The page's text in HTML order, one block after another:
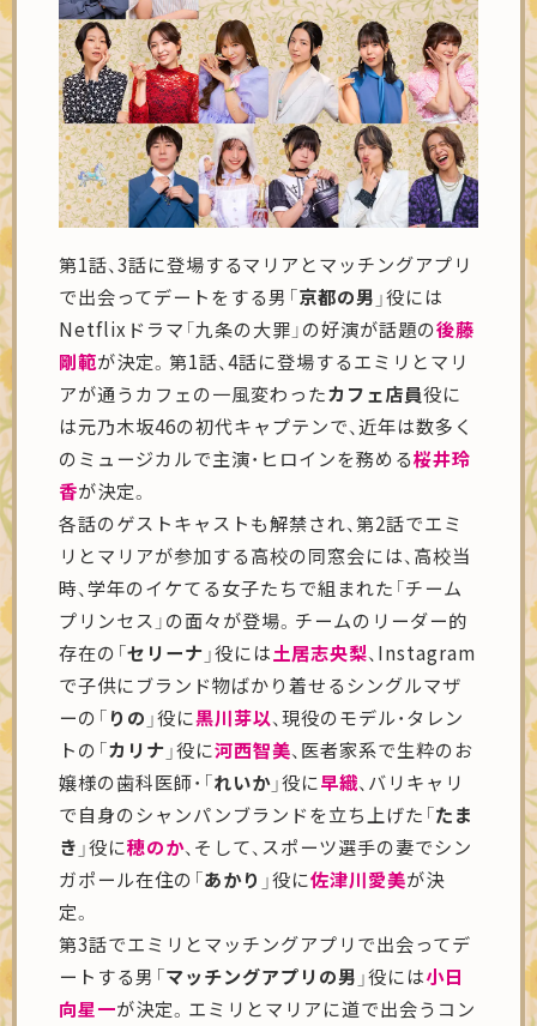
第1話、3話に登場するマリアとマッチングアプリ
で出会ってデートをする男 「京都の男」役には
Netflixドラマ「九条の大罪」の好演が話題の後藤
剛範が決定。第1話、4話に登場するエミリとマリ
アが通うカフェの一風変わったカフェ店員役に
は元乃木坂46の初代キャプテンで、近年は数多く
のミュージカルで主演・ヒロインを務める桜井玲
香が決定。
各話のゲストキャストも解禁され、第2話でエミ
リとマリアが参加する高校の同窓会には、高校当
時、学年のイケてる女子たちで組まれた「チーム
プリンセス」の面々が登場。チームのリーダー的
存在の 「セリーナ」役には土居志央梨、Instagram
で子供にブランド物ばかり着せるシングルマザ
ーの 「りの」役に黒川芽以、現役のモデル・タレン
トの 「カリナ」役に河西智美、医者家系で生粋のお
嬢様の歯科医師・ 「れいか」役に早織、バリキャリ
で自身のシャンパンブランドを立ち上げた 「たま
き」役に穂のか、そして、スポーツ選手の妻でシン
ガポール在住の 「あかり」役に佐津川愛美が決
定。
第3話でエミリとマッチングアプリで出会ってデ
ートする男 「マッチングアプリの男」役には小日
向星一が決定。エミリとマリアに道で出会うコン